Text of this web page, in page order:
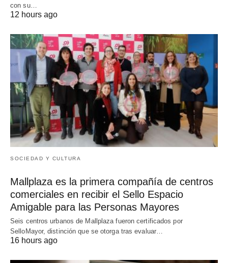
con su…
12 hours ago
SOCIEDAD Y CULTURA
Mallplaza es la primera compañía de centros
comerciales en recibir el Sello Espacio
Amigable para las Personas Mayores
Seis centros urbanos de Mallplaza fueron certificados por
SelloMayor, distinción que se otorga tras evaluar…
16 hours ago